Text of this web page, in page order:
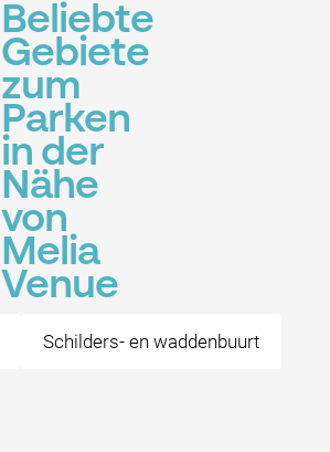
Beliebte
Gebiete
zum
Parken
in der
Nähe
von
Melia
Venue
Schilders- en waddenbuurt